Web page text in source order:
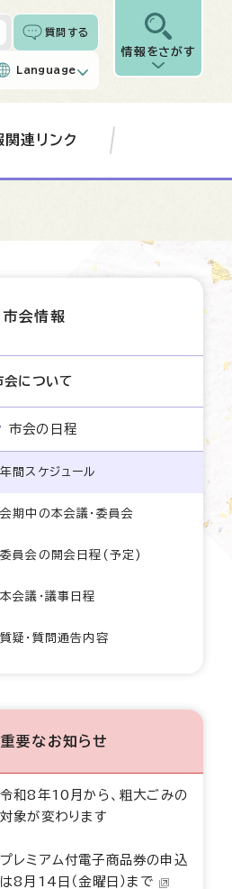
質問する
Language
情報をさがす
連リンク
市会情報
会について
市会の日程
年間スケジュール
会期中の本会議・委員会
委員会の開会日程(予定)
本会議・議事日程
質疑・質問通告内容
重要なお知らせ
令和8年10月から、粗大ごみの
対象が変わります
プレミアム付電子商品券の申込
は8月14日（金曜日）まで